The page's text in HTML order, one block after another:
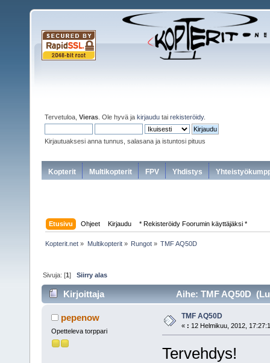
Tervetuloa, Vieras . Ole hyvä ja kirjaudu tai rekisteröidy.
Kirjautuaksesi anna tunnus, salasana ja istuntosi pituus
Kopterit Multikopterit FPV Yhdistys
Etusivu Ohjeet Kirjaudu * Rekisteröidy Foorumin käyttäjäksi *
Kopterit.net » Multikopterit» Rungot» TMF AQ50D
Sivuja: [1]Siirry alas
Kirjoittaja Aihe: TMF AQ50D
pepenow
Opetteleva torppari
TMF AQ50D
« : 12 Helmikuu, 2012,
Tervehdys!